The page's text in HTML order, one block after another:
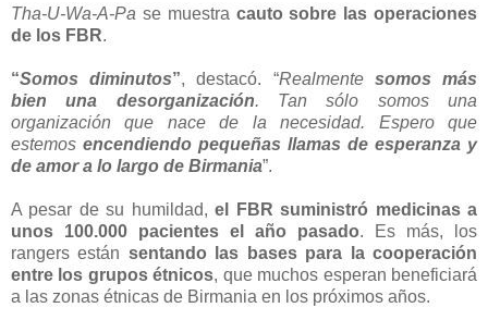
Tha-U-Wa-A-Pa se muestra cauto sobre las operaciones
de los FBR.
“Somos diminutos”, destacó. “Realmente somos más
bien una desorganización. Tan sólo somos una
organización que nace de la necesidad. Espero que
estemos encendiendo pequeñas llamas de esperanza y
de amor a lo largo de Birmania”.
A pesar de su humildad,el FBR suministró medicinas a
unos 100.000 pacientes el año pasado. Es más, los
rangers están sentando las bases para la cooperación
entre los grupos étnicos, que muchos esperan beneficiará
a las zonas étnicas de Birmania en los próximos años.